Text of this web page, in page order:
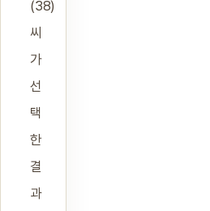
(38)
씨
가
선
택
한
결
과